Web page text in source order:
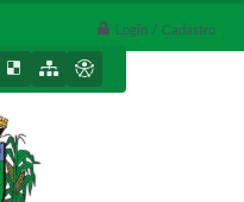
Login / Cadastro